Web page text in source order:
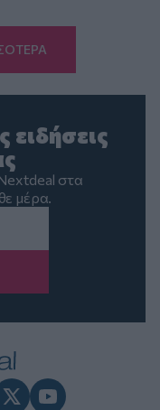
ειδήσεις
στα
μέρα.